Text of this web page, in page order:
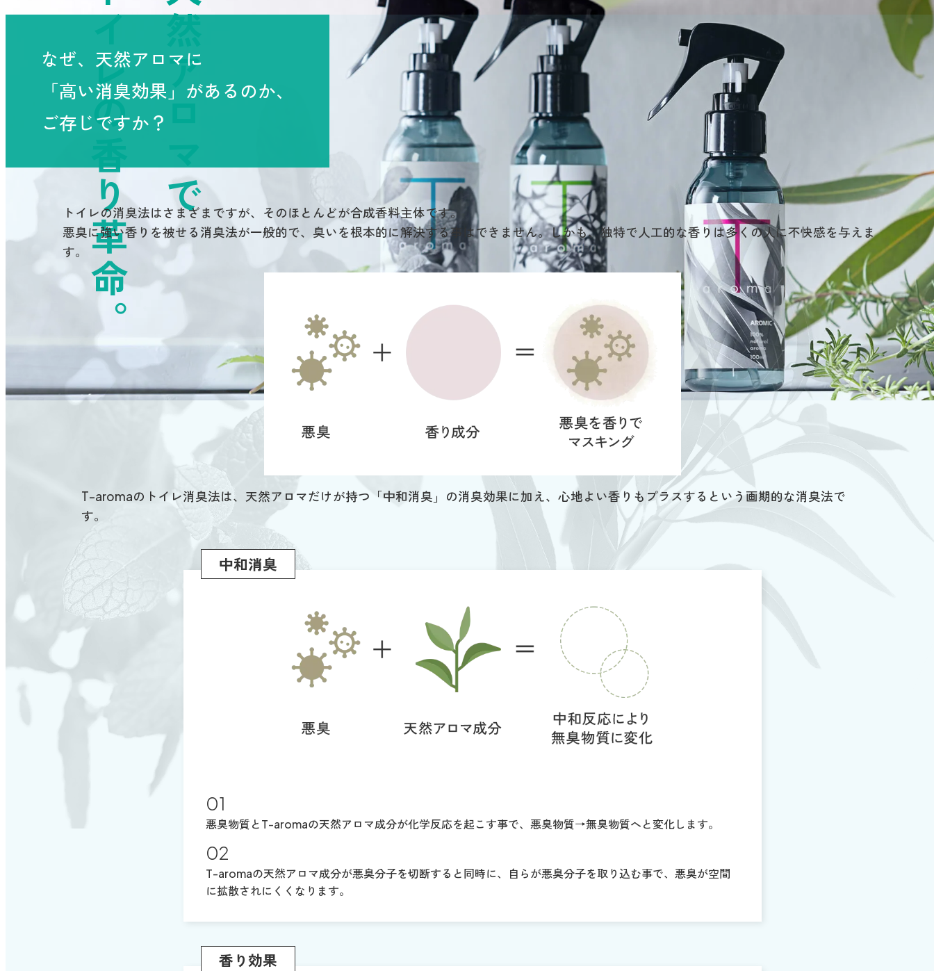
天然アロマで
トイレの香り革命。
なぜ、天然アロマに
「高い消臭効果」があるのか、
ご存じですか？
トイレの消臭法はさまざまですが、そのほとんどが合成香料主体です。
悪臭に強い香りを被せる消臭法が一般的で、臭いを根本的に解決する事はできません。しかも、独特で人工的な香りは多くの人に不快感を与えま
す。
T-aromaのトイレ消臭法は、天然アロマだけが持つ「中和消臭」の消臭効果に加え、心地よい香りもプラスするという画期的な消臭法で
す。
中和消臭
悪臭物質とT-aromaの天然アロマ成分が化学反応を起こす事で、悪臭物質→無臭物質へと変化します。
T-aromaの天然アロマ成分が悪臭分子を切断すると同時に、自らが悪臭分子を取り込む事で、悪臭が空間
に拡散されにくくなります。
香り効果